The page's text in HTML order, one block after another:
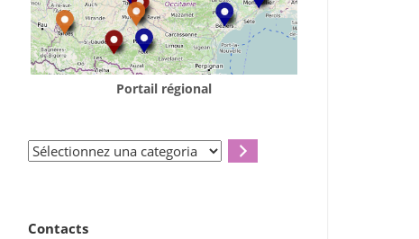
Portail régional
Sélectionnez
Contacts